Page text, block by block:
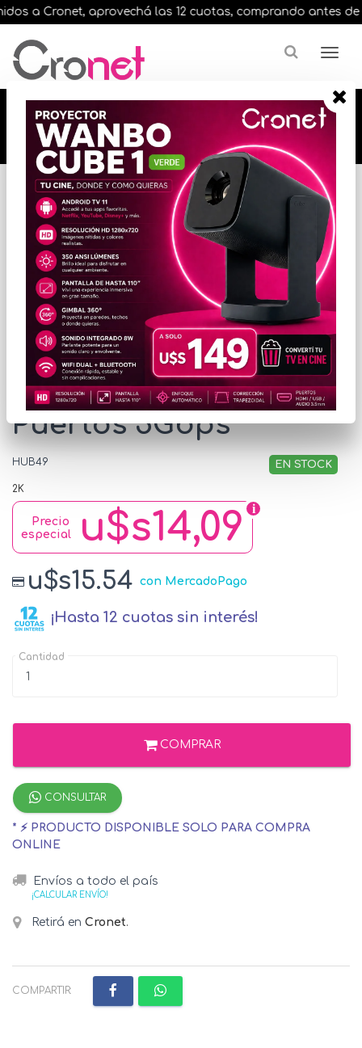
a Cronet, aprovechá las 12 cuotas, comprando antes de
🔥🔥🔥 12 cuotas, en todos nuestros artículos,
comprando antes de las 13 hrs. envíos en el
día 🔥🔥🔥
Inicio
CONECTIVIDAD / RED
ACCESORIOS DE CONECTIVIDAD
* Las imágenes se exhiben con fines ilustrativos.
HUB USB-C Unitek 4
Puertos 5Gbps
HUB49 EN STOCK
2K
u$s14,09
Precio
especial
u$s15.54 con MercadoPago
¡Hasta 12 cuotas sin interés!
Cantidad
COMPRAR
CONSULTAR
* ⚡ PRODUCTO DISPONIBLE SOLO PARA COMPRA
ONLINE
Envíos a todo el país
¡CALCULAR ENVÍO!
Retirá en Cronet.
COMPARTIR: